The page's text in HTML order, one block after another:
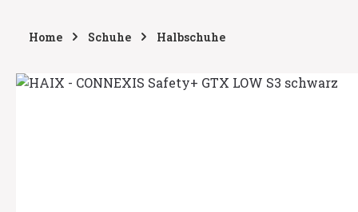
Home Schuhe Halbschuhe
Bildergalerie überspringen